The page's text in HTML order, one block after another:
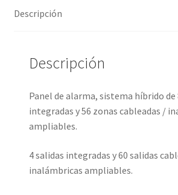
Descripción
Descripción
Panel de alarma, sistema híbrido de
integradas y 56 zonas cableadas /
ampliables.
4 salidas integradas y 60 salidas
inalámbricas ampliables.